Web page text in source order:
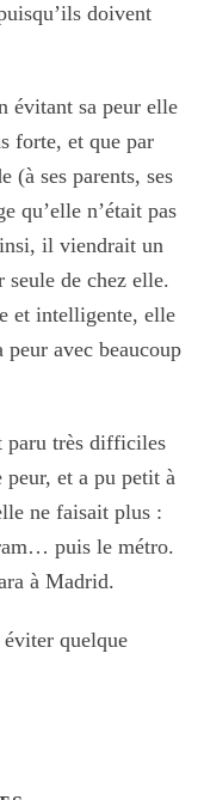
doivent
évitant sa peur elle
forte, et que par
(à ses parents, ses
qu’elle n’était pas
il viendrait un
de chez elle.
et intelligente, elle
peur avec beaucoup
paru très difficiles
et a pu petit à
ne faisait plus :
puis le métro.
à Madrid.
quelque